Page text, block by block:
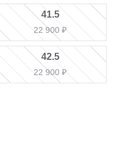
41.5
22 900 ₽
42.5
22 900 ₽